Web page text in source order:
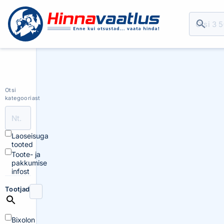
Otsi
kategooriast
Laoseisuga
tooted
Toote- ja
pakkumise
infost
Tootjad
Bixolon